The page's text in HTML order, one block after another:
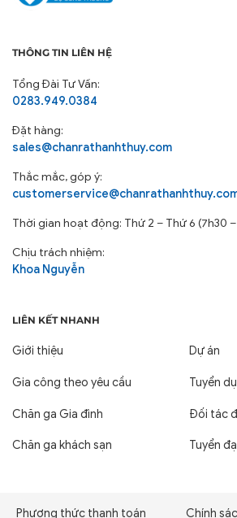
THÔNG TIN LIÊN HỆ
Tổng Đài Tư Vấn:
0283.949.0384
Đặt hàng:
sales@chanrathanhthuy.com
Thắc mắc, góp ý:
Thời gian hoạt động: Thứ 2 – Thứ 6 (7h30
Chịu trách nhiệm:
Khoa Nguyễn
LIÊN KẾT NHANH
Giới thiệu
Gia công theo yêu cầu
Chăn ga Gia đình
Chăn ga khách sạn
Dự án
Tuyển
Đối tác
Tuyển
Phương thức thanh toán Chính